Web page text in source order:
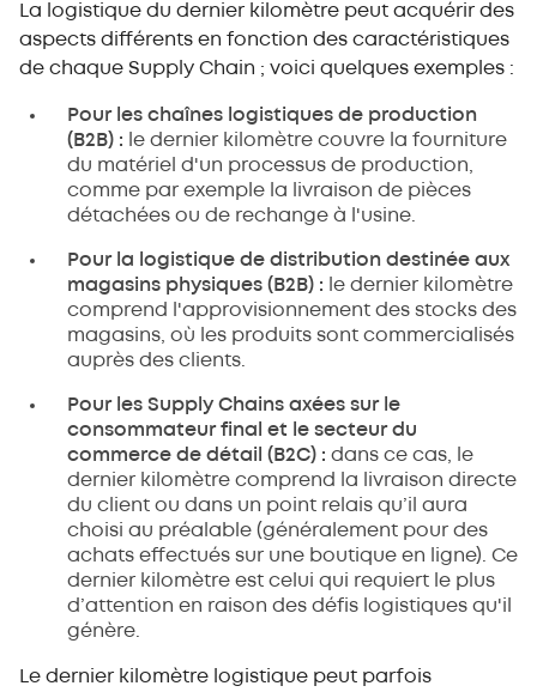
La logistique du dernier kilomètre peut acquérir des
aspects différents en fonction des caractéristiques
de chaque Supply Chain ; voici quelques exemples :
Pour les chaînes logistiques de production
(B2B) : le dernier kilomètre couvre la fourniture
du matériel d'un processus de production,
comme par exemple la livraison de pièces
détachées ou de rechange à l'usine.
Pour la logistique de distribution destinée aux
magasins physiques (B2B) : le dernier kilomètre
comprend l'approvisionnement des stocks des
magasins, où les produits sont commercialisés
auprès des clients.
Pour les Supply Chains axées sur le
consommateur final et le secteur du
commerce de détail (B2C) : dans ce cas, le
dernier kilomètre comprend la livraison directe
du client ou dans un point relais qu’il aura
choisi au préalable (généralement pour des
achats effectués sur une boutique en ligne). Ce
dernier kilomètre est celui qui requiert le plus
d’attention en raison des défis logistiques qu'il
génère.
Le dernier kilomètre logistique peut parfois